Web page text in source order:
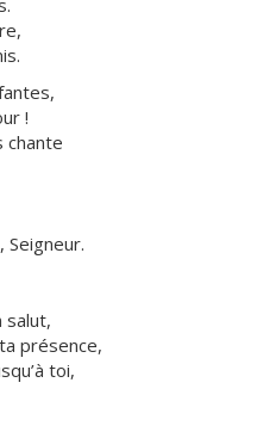
!
chante
Seigneur.
salut,
présence,
toi,